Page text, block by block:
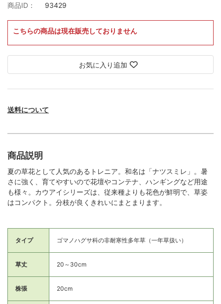
商品ID： 93429
こちらの商品は現在販売しておりません
お気に入り追加
送料について
商品説明
夏の草花として人気のあるトレニア。和名は「ナツスミレ」。暑
さに強く、育てやすいので花壇やコンテナ、ハンギングなど用途
も様々。カウアイシリーズは、従来種よりも花色が鮮明で、草姿
はコンパクト。分枝が良くきれいにまとまります。
タイプ ゴマノハグサ科の非耐寒性多年草（一年草扱い）
草丈 20～30cm
株張 20cm